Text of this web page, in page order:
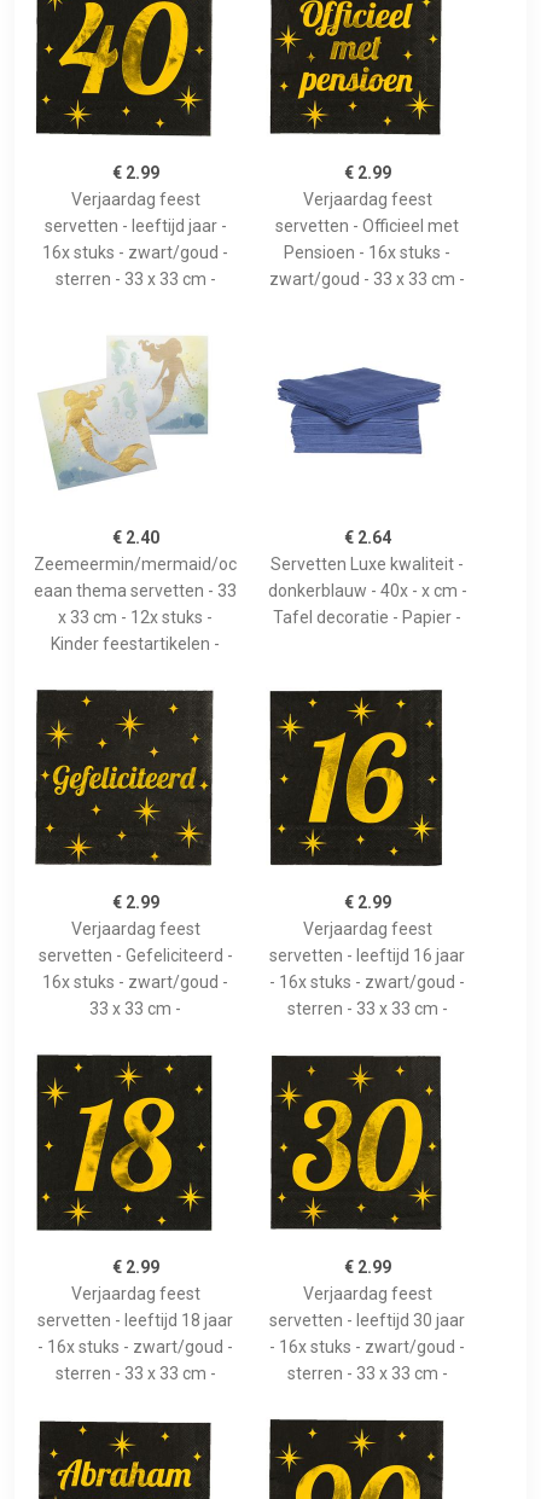
€ 2.99
Verjaardag feest
servetten - leeftijd jaar -
16x stuks - zwart/goud -
sterren - 33 x 33 cm -
€ 2.99
Verjaardag feest
servetten - Officieel met
Pensioen - 16x stuks -
zwart/goud - 33 x 33 cm -
€ 2.40
Zeemeermin/mermaid/oc
eaan thema servetten - 33
x 33 cm - 12x stuks -
Kinder feestartikelen -
€ 2.64
Servetten Luxe kwaliteit -
donkerblauw - 40x - x cm -
Tafel decoratie - Papier -
€ 2.99
Verjaardag feest
servetten - Gefeliciteerd -
16x stuks - zwart/goud -
33 x 33 cm -
€ 2.99
Verjaardag feest
servetten - leeftijd 16 jaar
- 16x stuks - zwart/goud -
sterren - 33 x 33 cm -
€ 2.99
Verjaardag feest
servetten - leeftijd 18 jaar
- 16x stuks - zwart/goud -
sterren - 33 x 33 cm -
€ 2.99
Verjaardag feest
servetten - leeftijd 30 jaar
- 16x stuks - zwart/goud -
sterren - 33 x 33 cm -